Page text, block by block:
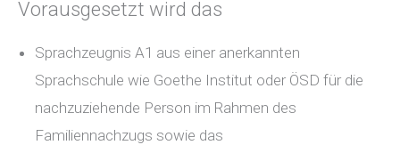
Vorausgesetzt wird das
Sprachzeugnis A1 aus einer anerkannten
Sprachschule wie Goethe Institut oder ÖSD für die
nachzuziehende Person im Rahmen des
Familiennachzugs sowie das